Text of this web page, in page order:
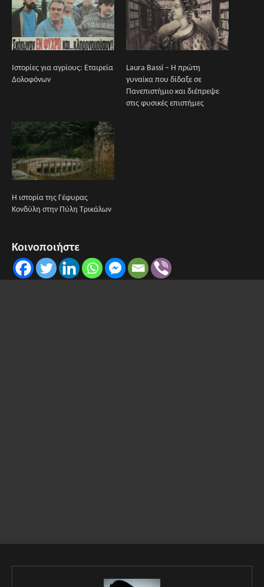
Ιστορίες για αγρίους: Εταιρεία
Δολοφόνων
Laura Bassi – Η πρώτη
γυναίκα που δίδαξε σε
Πανεπιστήμιο και διέπρεψε
στις φυσικές επιστήμες
Η ιστορία της Γέφυρας
Κονδύλη στην Πύλη Τρικάλων
Κοινοποιήστε